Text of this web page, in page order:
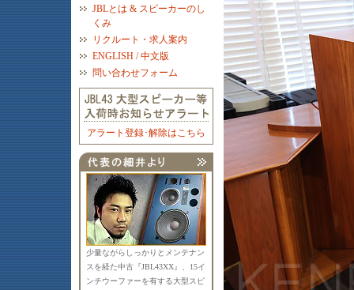
JBLとは & スピーカーのし
くみ
リクルート・求人案内
ENGLISH / 中文版
問い合わせフォーム
アラート登録･解除はこちら
少量ながらしっかりとメンテナン
スを経た中古『JBL43XX』、15イ
ンチウーファーを有する大型スピ